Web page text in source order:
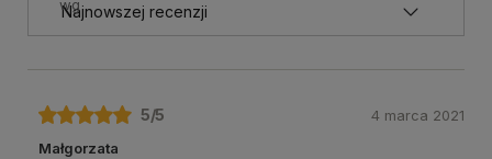
wg
5/5
Małgorzata
4 marca 2021